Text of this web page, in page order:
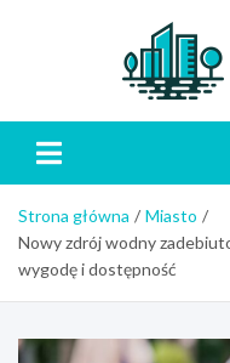
Strona główna
Miasto
Nowy zdrój wodny
wygodę i dostępność